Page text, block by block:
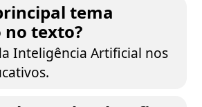
tema
texto?
Inteligência Artificial nos